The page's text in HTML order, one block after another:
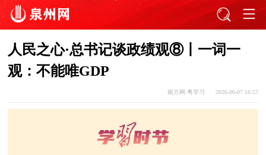
人民之心·总书记谈政绩观⑧丨一词一
观：不能唯GDP
南方网·粤学习 2026-06-07 16:57